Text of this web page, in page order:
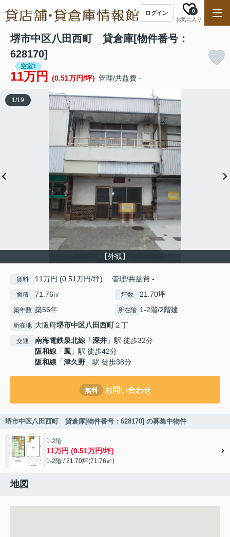
ログイン
お気に入り
0
堺市中区八田西町 貸倉庫[物件番号：
628170]
空室1
11万円 (0.51万円/坪) 管理/共益費 -
【外観】
1/19
賃料 11万円 (0.51万円/坪) 管理/共益費 -
面積 71.76㎡ 坪数 21.70坪
築年数 築56年 所在階 1-2階/2階建
所在地 大阪府堺市中区八田西町２丁
交通 南海電鉄泉北線 「深井 」駅 徒歩32分
阪和線 「鳳 」駅 徒歩42分
阪和線 「津久野 」駅 徒歩38分
無料 お問い合わせ
堺市中区八田西町 貸倉庫[物件番号：628170] の募集中物件
1-2階
11万円 (0.51万円/坪)
1-2階 / 21.70坪(71.76㎡)
地図